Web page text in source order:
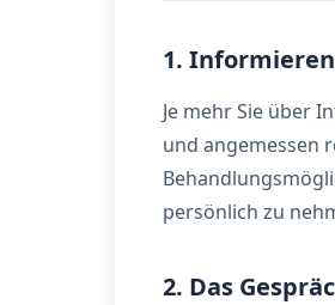
1. Informieren
Je mehr Sie über
und angemessen
persönlich zu
2. Das